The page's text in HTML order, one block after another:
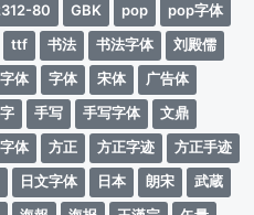
80 GBK pop
pop字体
ttf
书法 书法字体
刘殿儒
体
字体 宋体
广告体
手写 手写字体
文鼎
体
方正 方正字迹
方正手迹
日文字体 日本 朗宋
武蔵